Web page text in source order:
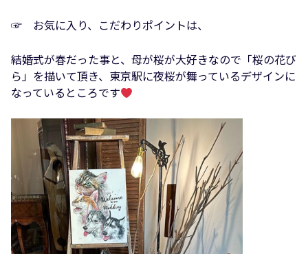
☞ お気に入り、こだわりポイントは、
結婚式が春だった事と、母が桜が大好きなので「桜の花び
ら」を描いて頂き、東京駅に夜桜が舞っているデザインに
なっているところです